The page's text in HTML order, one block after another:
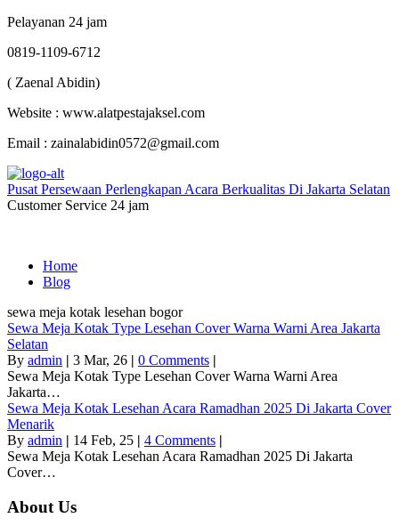
Pelayanan 24 jam
0819-1109-6712
( Zaenal Abidin)
Website : www.alatpestajaksel.com
Email : zainalabidin0572@gmail.com
Pusat Persewaan Perlengkapan Acara Berkualitas Di Jakarta Selatan
Customer Service 24 jam
Home
Blog
sewa meja kotak lesehan bogor
Sewa Meja Kotak Type Lesehan Cover Warna Warni Area Jakarta
Selatan
By admin | 3 Mar, 26 | 0 Comments |
Sewa Meja Kotak Type Lesehan Cover Warna Warni Area
Jakarta…
Sewa Meja Kotak Lesehan Acara Ramadhan 2025 Di Jakarta Cover
Menarik
By admin | 14 Feb, 25 | 4 Comments |
Sewa Meja Kotak Lesehan Acara Ramadhan 2025 Di Jakarta
Cover…
About Us